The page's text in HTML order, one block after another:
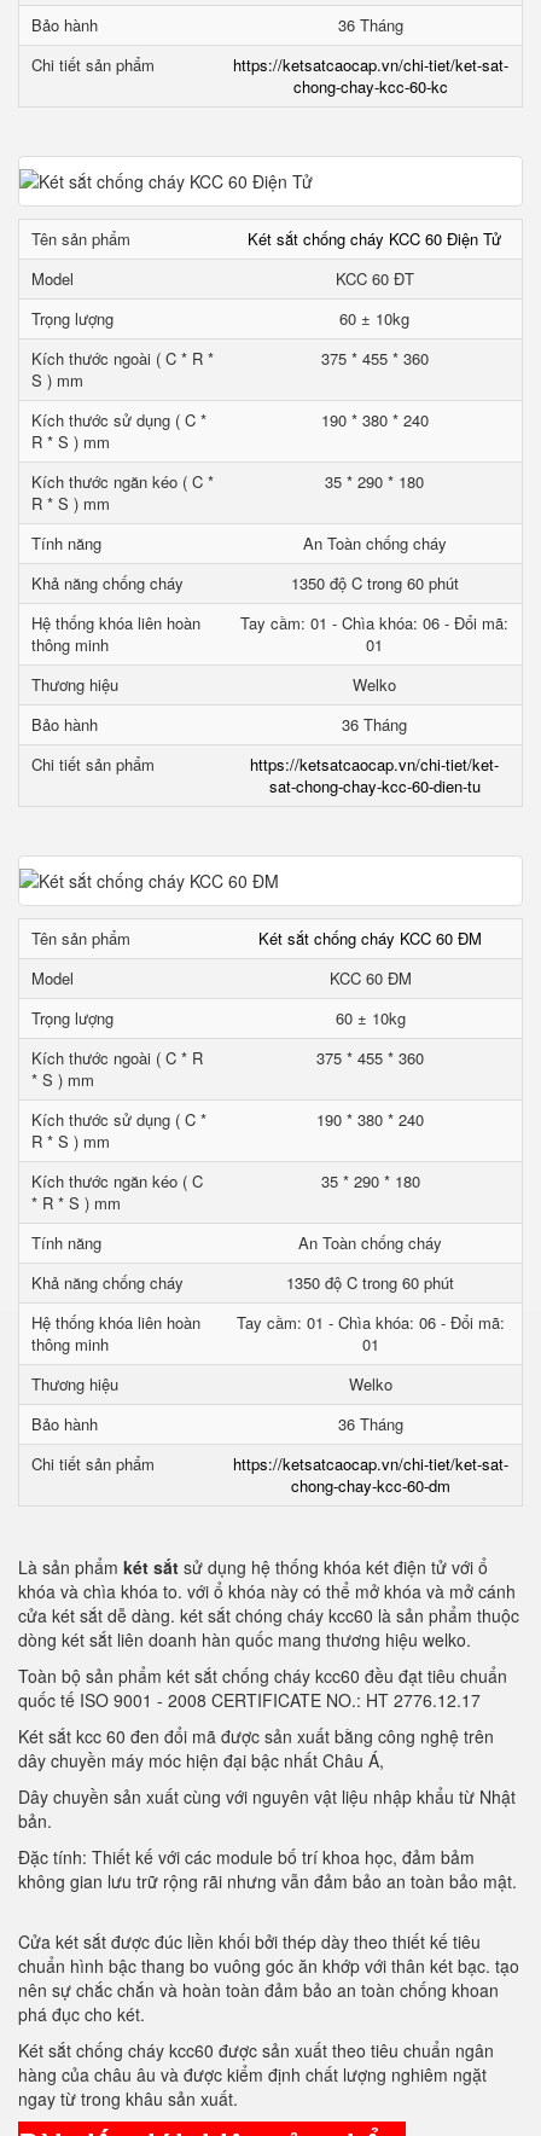
Bảo hành
36 Tháng
Chi tiết sản phẩm
https://ketsatcaocap.vn/chi-tiet/ket-sat-
chong-chay-kcc-60-kc
Tên sản phẩm
Két sắt chống cháy KCC 60 Điện Tử
Model
KCC 60 ĐT
Trọng lượng
60 ± 10kg
Kích thước ngoài ( C * R *
S ) mm
375 * 455 * 360
Kích thước sử dụng ( C *
R * S ) mm
190 * 380 * 240
Kích thước ngăn kéo ( C *
R * S ) mm
35 * 290 * 180
Tính năng
An Toàn chống cháy
Khả năng chống cháy
1350 độ C trong 60 phút
Hệ thống khóa liên hoàn
thông minh
Tay cầm: 01 - Chìa khóa: 06 - Đổi mã:
01
Thương hiệu
Welko
Bảo hành
36 Tháng
Chi tiết sản phẩm
https://ketsatcaocap.vn/chi-tiet/ket-
sat-chong-chay-kcc-60-dien-tu
Tên sản phẩm
Két sắt chống cháy KCC 60 ĐM
Model
KCC 60 ĐM
Trọng lượng
60 ± 10kg
Kích thước ngoài ( C * R
* S ) mm
375 * 455 * 360
Kích thước sử dụng ( C *
R * S ) mm
190 * 380 * 240
Kích thước ngăn kéo ( C
* R * S ) mm
35 * 290 * 180
Tính năng
An Toàn chống cháy
Khả năng chống cháy
1350 độ C trong 60 phút
Hệ thống khóa liên hoàn
thông minh
Tay cầm: 01 - Chìa khóa: 06 - Đổi mã:
01
Thương hiệu
Welko
Bảo hành
36 Tháng
Chi tiết sản phẩm
https://ketsatcaocap.vn/chi-tiet/ket-sat-
chong-chay-kcc-60-dm
Là sản phẩm két sắt sử dụng hệ thống khóa két điện tử với ổ
khóa và chìa khóa to. với ổ khóa này có thể mở khóa và mở cánh
cửa két sắt dễ dàng. két sắt chóng cháy kcc60 là sản phẩm thuộc
dòng két sắt liên doanh hàn quốc mang thương hiệu welko.
Toàn bộ sản phẩm két sắt chống cháy kcc60 đều đạt tiêu chuẩn
quốc tế ISO 9001 - 2008 CERTIFICATE NO.: HT 2776.12.17
Két sắt kcc 60 đen đổi mã được sản xuất bằng công nghệ trên
dây chuyền máy móc hiện đại bậc nhất Châu Á,
Dây chuyền sản xuất cùng với nguyên vật liệu nhập khẩu từ Nhật
bản.
Đặc tính: Thiết kế với các module bố trí khoa học, đảm bảm
không gian lưu trữ rộng rãi nhưng vẫn đảm bảo an toàn bảo mật.
Cửa két sắt được đúc liền khối bởi thép dày theo thiết kế tiêu
chuẩn hình bậc thang bo vuông góc ăn khớp với thân két bạc. tạo
nên sự chắc chắn và hoàn toàn đảm bảo an toàn chống khoan
phá đục cho két.
Két sắt chống cháy kcc60 được sản xuất theo tiêu chuẩn ngân
hàng của châu âu và được kiểm định chất lượng nghiêm ngặt
ngay từ trong khâu sản xuất.